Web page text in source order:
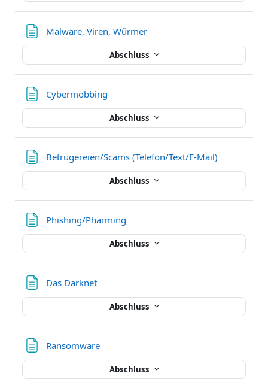
Malware, Viren, WürmerTextseite
Abschluss
Cybermobbing
Abschluss
Betrügereien/Scams (Telefon/Text/E-Mail)
Abschluss
Phishing/Pharming
Abschluss
Das DarknetTextseite
Abschluss
RansomwareTextseite
Abschluss